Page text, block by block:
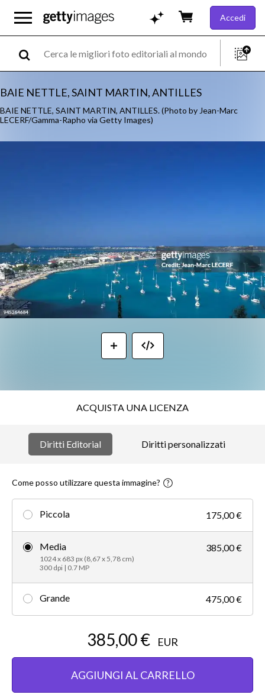
Accedi
BAIE NETTLE, SAINT MARTIN, ANTILLES
BAIE NETTLE, SAINT MARTIN, ANTILLES. (Photo by Jean-Marc
LECERF/Gamma-Rapho via Getty Images)
ACQUISTA UNA LICENZA
Diritti Editorial Diritti personalizzati
Come posso utilizzare questa immagine?
Piccola 175,00 €
Media
1024 x 683 px (8,67 x 5,78 cm)
300 dpi | 0.7 MP
385,00 €
Grande 475,00 €
385,00 € EUR
AGGIUNGI AL CARRELLO